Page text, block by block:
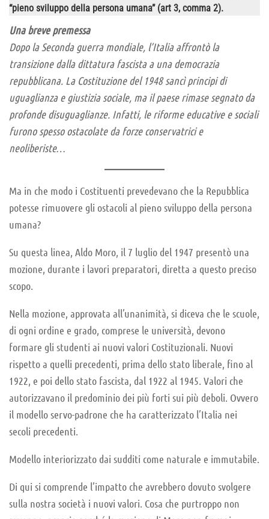
“pieno sviluppo della persona umana” (art 3, comma 2).
Una breve premessa
Dopo la Seconda guerra mondiale, l’Italia affrontò la
transizione dalla dittatura fascista a una democrazia
repubblicana. La Costituzione del 1948 sancì principi di
uguaglianza e giustizia sociale, ma il paese rimase segnato da
profonde disuguaglianze. Infatti, le riforme educative e sociali
furono spesso ostacolate da forze conservatrici e
neoliberiste…
Ma in che modo i Costituenti prevedevano che la Repubblica
potesse rimuovere gli ostacoli al pieno sviluppo della persona
umana?
Su questa linea, Aldo Moro, il 7 luglio del 1947 presentò una
mozione, durante i lavori preparatori, diretta a questo preciso
scopo.
Nella mozione, approvata all’unanimità, si diceva che le scuole,
di ogni ordine e grado, comprese le università, devono
formare gli studenti ai nuovi valori Costituzionali. Nuovi
rispetto a quelli precedenti, prima dello stato liberale, fino al
1922, e poi dello stato fascista, dal 1922 al 1945. Valori che
autorizzavano il predominio dei più forti sui più deboli. Ovvero
il modello servo-padrone che ha caratterizzato l’Italia nei
secoli precedenti.
Modello interiorizzato dai sudditi come naturale e immutabile.
Di qui si comprende l’impatto che avrebbero dovuto svolgere
sulla nostra società i nuovi valori. Cosa che purtroppo non